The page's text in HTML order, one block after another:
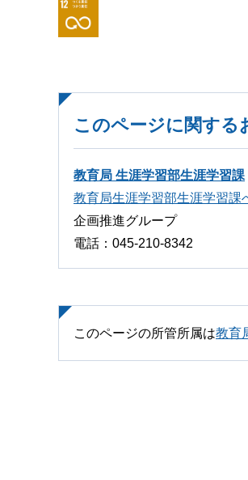
このページに関する
教育局 生涯学習部生涯学習課
教育局生涯学習部生涯学習課
企画推進グループ
電話：045-210-8342
このページの所管所属は教育